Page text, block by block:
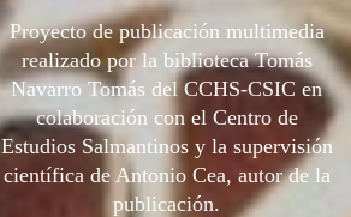
Proyecto de publicación multimedia
realizado por la biblioteca Tomás
Navarro Tomás del CCHS-CSIC en
colaboración con el Centro de
Estudios Salmantinos y la supervisión
científica de Antonio Cea, autor de la
publicación.